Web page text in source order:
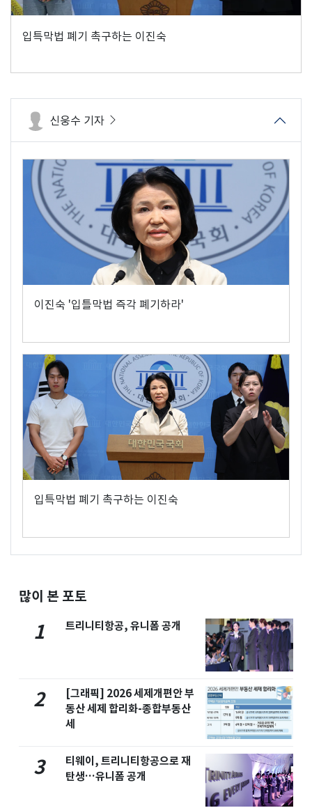
입특막법 폐기 촉구하는 이진숙
신웅수 기자
이진숙 '입틀막법 즉각 폐기하라'
입특막법 폐기 촉구하는 이진숙
많이 본 포토
1 트리니티항공, 유니폼 공개
2
[그래픽] 2026 세제개편안 부
동산 세제 합리화-종합부동산
세
3
티웨이, 트리니티항공으로 재
탄생…유니폼 공개